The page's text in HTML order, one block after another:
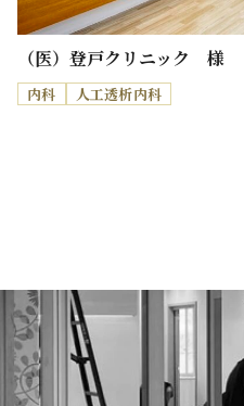
（医）登戸クリニック 様
内科 人工透析内科